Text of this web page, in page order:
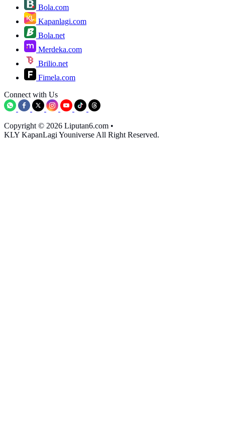
Bola.com
Kapanlagi.com
Bola.net
Merdeka.com
Brilio.net
Fimela.com
Connect with Us
Copyright © 2026 Liputan6.com •
KLY KapanLagi Youniverse All Right Reserved.